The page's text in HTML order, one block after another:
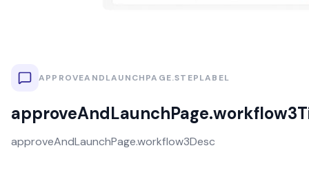
APPROVEANDLAUNCHPAGE.STEPLABEL
approveAndLaunchPage.workflow3Desc